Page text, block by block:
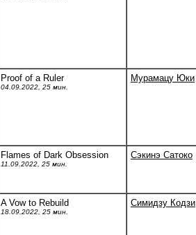
Proof of a Ruler
04.09.2022, 25 мин.
Мурамацу Юки
Flames of Dark Obsession
11.09.2022, 25 мин.
Сэкинэ Сатоко
A Vow to Rebuild
18.09.2022, 25 мин.
Симидзу Кодзи